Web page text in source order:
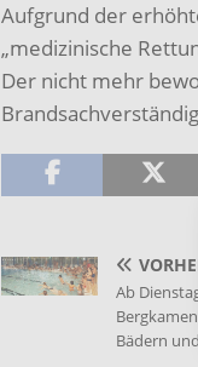
Aufgrund der
„medizinische
Der nicht mehr
Ab
Bädern